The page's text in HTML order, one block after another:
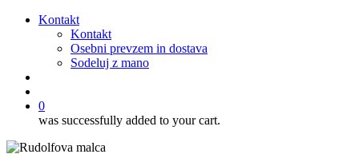
Kontakt
Kontakt
Osebni prevzem in dostava
Sodeluj z mano
0
was successfully added to your cart.